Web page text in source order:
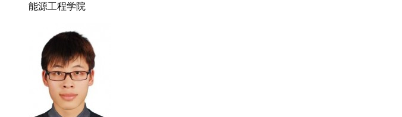
能源工程学院